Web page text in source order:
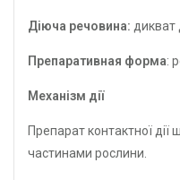
Діюча речовина: дикват
Препаративная форма:
Механізм дії
Препарат контактної
частинами рослини.